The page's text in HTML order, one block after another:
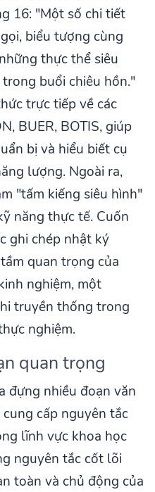
16: "Một số chi tiết
biểu tượng cùng
thực thể siêu
buổi chiêu hồn."
trực tiếp về các
BUER, BOTIS, giúp
bị và hiểu biết cụ
lượng. Ngoài ra,
"tấm kiếng siêu hình"
năng thực tế. Cuốn
ghi chép nhật ký
quan trọng của
nghiệm, một
truyền thống trong
nghiệm.
quan trọng
đựng nhiều đoạn văn
cấp nguyên tắc
lĩnh vực khoa học
nguyên tắc cốt lõi
toàn và chủ động của